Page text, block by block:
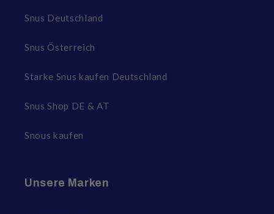
Snus Deutschland
Snus Österreich
Starke Snus kaufen Deutschland
Snus Shop DE & AT
Snous kaufen
Unsere Marken